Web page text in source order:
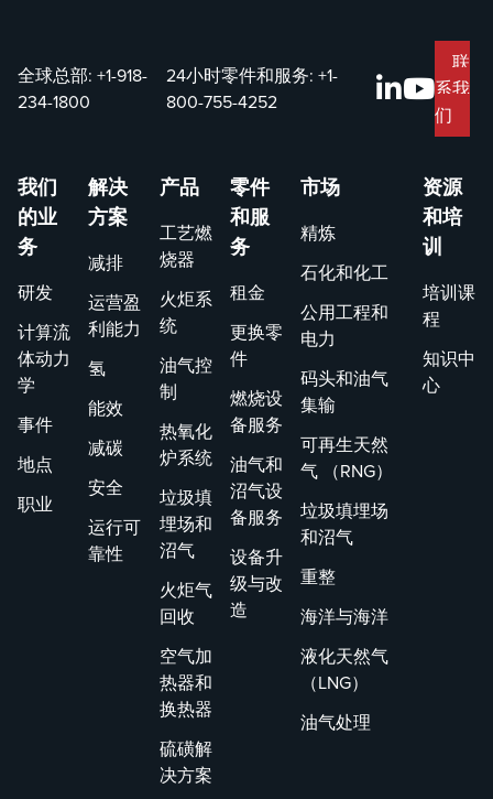
用寿
命。
凭借
经验
丰富
的团
队，
迅速
决，
全球总部: +1-918-
234-1800
24小时零件和服务:+1-
800-755-4252
联
系我
们
我们
的业
务
研发
计算流
体动力
学
事件
地点
职业
解决
方案
减排
运营盈
利能力
氢
能效
减碳
安全
运行可
靠性
产品
工艺燃
烧器
火炬系
统
油气控
制
热氧化
炉系统
垃圾填
埋场和
沼气
火炬气
回收
空气加
热器和
换热器
硫磺解
决方案
零件
和服
务
租金
更换零
件
燃烧设
备服务
油气和
沼气设
备服务
设备升
级与改
造
市场
精炼
石化和化工
公用工程和
电力
码头和油气
集输
可再生天然
气 （RNG）
垃圾填埋场
和沼气
重整
海洋与海洋
液化天然气
（LNG）
油气处理
资源
和培
训
培训课
程
知识中
心